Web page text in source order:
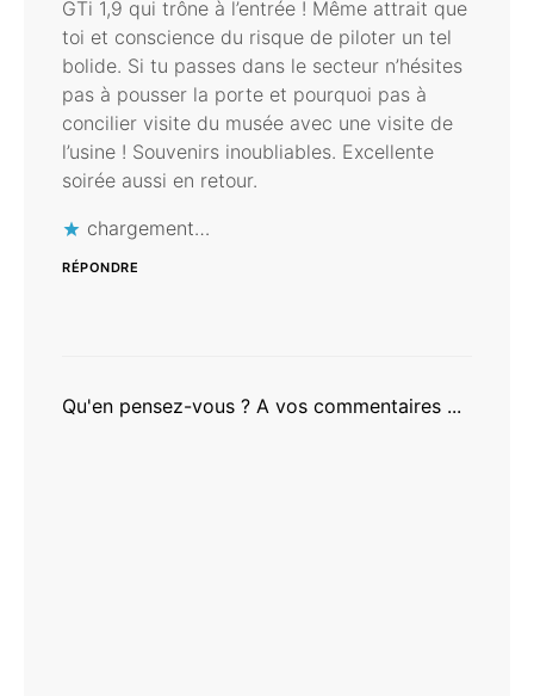
GTi 1,9 qui trône à l’entrée ! Même attrait que
toi et conscience du risque de piloter un tel
bolide. Si tu passes dans le secteur n’hésites
pas à pousser la porte et pourquoi pas à
concilier visite du musée avec une visite de
l’usine ! Souvenirs inoubliables. Excellente
soirée aussi en retour.
chargement…
RÉPONDRE
Qu'en pensez-vous ? A vos commentaires ...